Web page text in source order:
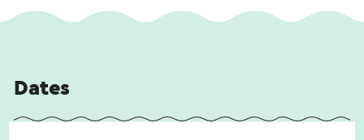
Début : 19h00
Durée : 128 minutes
Dates